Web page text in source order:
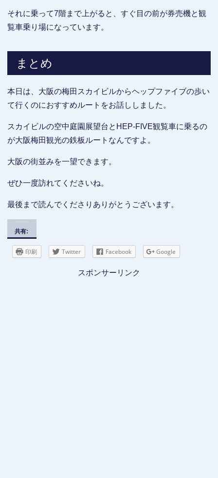
それに乗って7階まで上がると、すぐ目の前が券売機と観
覧車乗り場になっています。
まとめ
本日は、大阪の梅田スカイビルからヘップファイブの歩い
て行くのにおすすめルートをお話ししました。
スカイビルの空中庭園展望台とHEP-FIVE観覧車に乗るの
が大阪梅田観光の鉄板ルートなんですよ。
大阪の街並みを一望できます。
ぜひ一度訪れてくださいね。
最後まで読んでくださりありがとうございます。
共有:
印刷 Twitter Facebook Google
スポンサーリンク